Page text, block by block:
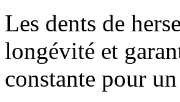
Les dents de
longévité et
constante pour